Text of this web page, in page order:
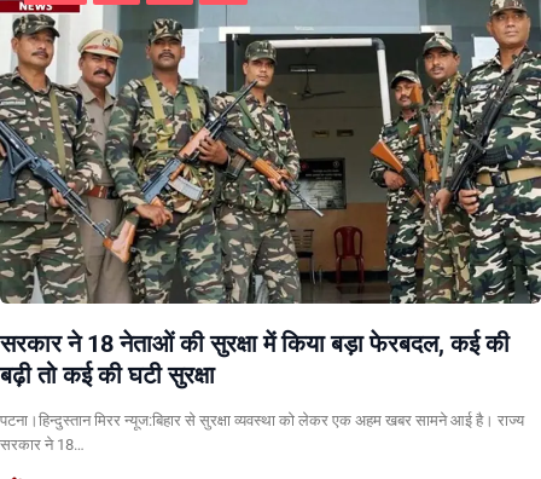
सरकार ने 18 नेताओं की सुरक्षा में किया बड़ा फेरबदल, कई की
बढ़ी तो कई की घटी सुरक्षा
पटना।हिन्दुस्तान मिरर न्यूज:बिहार से सुरक्षा व्यवस्था को लेकर एक अहम खबर सामने आई है। राज्य
सरकार ने 18…